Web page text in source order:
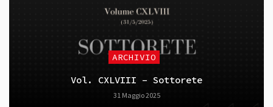
ARCHIVIO
Vol. CXLVIII – Sottorete
31 Maggio 2025